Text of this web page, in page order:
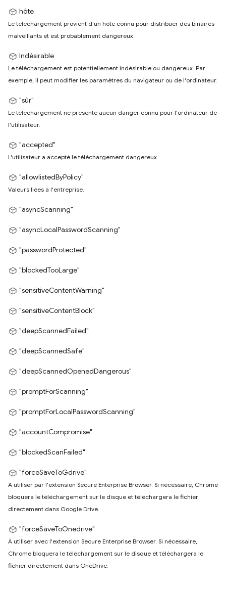
hôte
Le téléchargement provient d'un hôte connu pour distribuer des binaires
malveillants et est probablement dangereux.
Indésirable
Le téléchargement est potentiellement indésirable ou dangereux. Par
exemple, il peut modifier les paramètres du navigateur ou de l'ordinateur.
"sûr"
Le téléchargement ne présente aucun danger connu pour l'ordinateur de
l'utilisateur.
"accepted"
L'utilisateur a accepté le téléchargement dangereux.
"allowlistedByPolicy"
Valeurs liées à l'entreprise.
"asyncScanning"
"asyncLocalPasswordScanning"
"passwordProtected"
"blockedTooLarge"
"sensitiveContentWarning"
"sensitiveContentBlock"
"deepScannedFailed"
"deepScannedSafe"
"deepScannedOpenedDangerous"
"promptForScanning"
"promptForLocalPasswordScanning"
"accountCompromise"
"blockedScanFailed"
"forceSaveToGdrive"
À utiliser par l'extension Secure Enterprise Browser. Si nécessaire, Chrome
bloquera le téléchargement sur le disque et téléchargera le fichier
directement dans Google Drive.
"forceSaveToOnedrive"
À utiliser avec l'extension Secure Enterprise Browser. Si nécessaire,
Chrome bloquera le téléchargement sur le disque et téléchargera le
fichier directement dans OneDrive.